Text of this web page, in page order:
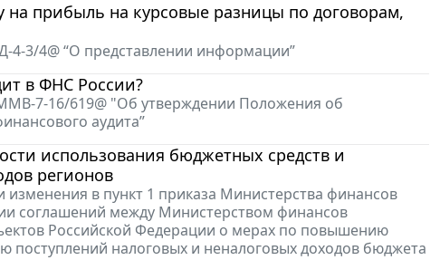
прибыль на курсовые разницы по договорам,
3/4@ “О представлении информации”
в ФНС России?
7-16/619@ "Об утверждении Положения об
аудита”
использования бюджетных средств и
регионов
в пункт 1 приказа Министерства финансов
соглашений между Министерством финансов
Российской Федерации о мерах по повышению
поступлений налоговых и неналоговых доходов бюджета